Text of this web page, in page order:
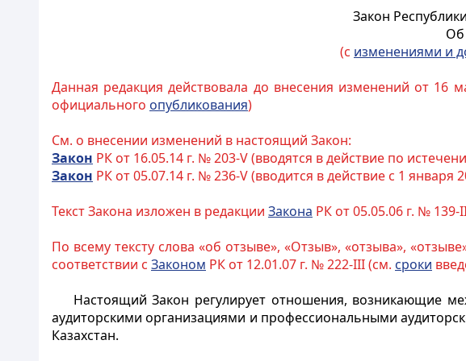
Закон
Об
(с изменениями и
Данная редакция действовала до внесения изменений от 16
официального опубликования)
См. о внесении изменений в настоящий Закон:
Закон РК от 16.05.14 г. № 203-V (вводятся в действие по
Закон РК от 05.07.14 г. № 236-V (вводится в действие с 1 января
Текст Закона изложен в редакции Закона РК от 05.05.06 г. № 139-
По всему тексту слова «об отзыве», «Отзыв», «отзыва»,
соответствии с Законом РК от 12.01.07 г. № 222-III (см. сроки
Настоящий Закон регулирует отношения, возникающие
аудиторскими организациями и профессиональными
Казахстан.